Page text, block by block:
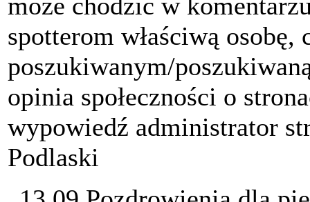
spotterom właściwą
poszukiwanym/
opinia społeczności o
wypowiedź administrator
Podlaski